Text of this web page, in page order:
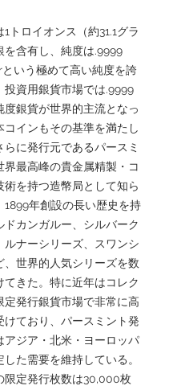
トロイオンス（約31.1グラ
を含有し、純度は.9999
いう極めて高い純度を誇
投資用銀貨市場では.9999
度銀貨が世界的主流となっ
コインもその基準を満たし
らに発行元であるパースミ
界最高峰の貴金属精製・コ
術を持つ造幣局として知ら
1899年創設の長い歴史を持
ドカンガルー、シルバーク
ルナーシリーズ、スワンシ
、世界的人気シリーズを数
てきた。特に近年はコレク
定発行銀貨市場で非常に高
けており、パースミント発
アジア・北米・ヨーロッパ
た需要を維持している。
限定発行枚数は30,000枚